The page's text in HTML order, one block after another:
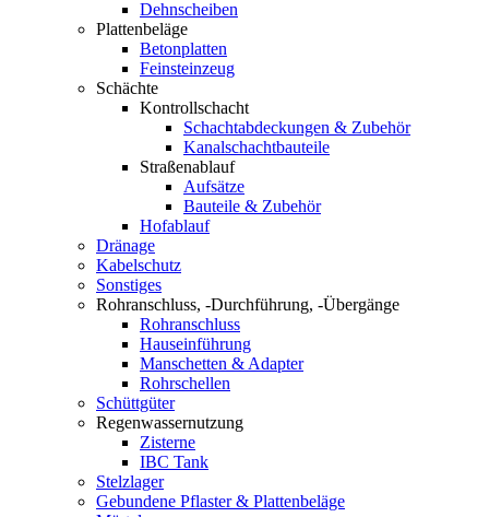
Dehnscheiben
Plattenbeläge
Betonplatten
Feinsteinzeug
Schächte
Kontrollschacht
Schachtabdeckungen & Zubehör
Kanalschachtbauteile
Straßenablauf
Aufsätze
Bauteile & Zubehör
Hofablauf
Dränage
Kabelschutz
Sonstiges
Rohranschluss, -Durchführung, -Übergänge
Rohranschluss
Hauseinführung
Manschetten & Adapter
Rohrschellen
Schüttgüter
Regenwassernutzung
Zisterne
IBC Tank
Stelzlager
Gebundene Pflaster & Plattenbeläge